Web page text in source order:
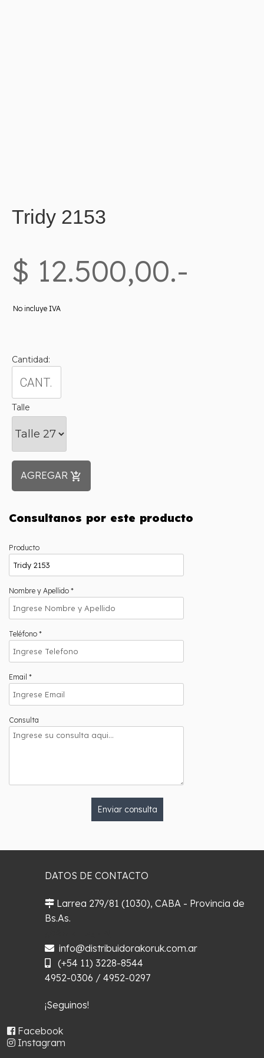
Tridy 2153
$ 12.500,00.-
No incluye IVA
Cantidad:
Talle
AGREGAR add_shopping_cart
Consultanos por este producto
Producto
Nombre y Apellido *
Teléfono *
Email *
Consulta
Enviar consulta
DATOS DE CONTACTO
Larrea 279/81 (1030), CABA - Provincia de
Bs.As.
info@distribuidorakoruk.com.ar
(+54 11) 3228-8544
4952-0306 / 4952-0297
¡Seguinos!
Facebook
Instagram